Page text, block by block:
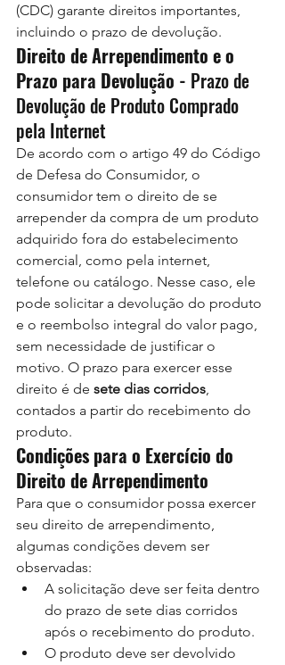
(CDC) garante direitos importantes,
incluindo o prazo de devolução.
Direito de Arrependimento e o
Prazo para Devolução - Prazo de
Devolução de Produto Comprado
pela Internet
De acordo com o artigo 49 do Código
de Defesa do Consumidor, o
consumidor tem o direito de se
arrepender da compra de um produto
adquirido fora do estabelecimento
comercial, como pela internet,
telefone ou catálogo. Nesse caso, ele
pode solicitar a devolução do produto
e o reembolso integral do valor pago,
sem necessidade de justificar o
motivo. O prazo para exercer esse
direito é de sete dias corridos,
contados a partir do recebimento do
produto.
Condições para o Exercício do
Direito de Arrependimento
Para que o consumidor possa exercer
seu direito de arrependimento,
algumas condições devem ser
observadas:
A solicitação deve ser feita dentro
do prazo de sete dias corridos
após o recebimento do produto.
O produto deve ser devolvido